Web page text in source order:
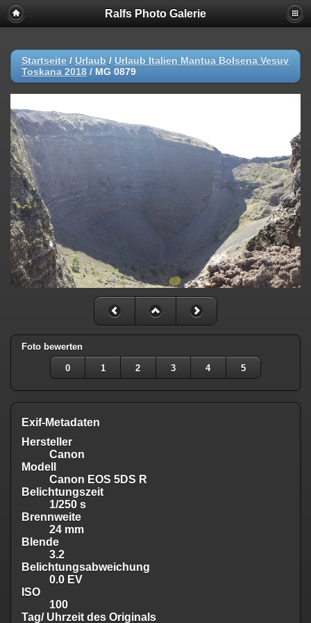
Ralfs Photo Galerie
Startseite / Urlaub / Urlaub Italien Mantua Bolsena Vesuv
Toskana 2018 / MG 0879
Foto bewerten
0 1 2 3 4 5
Exif-Metadaten
Hersteller
Canon
Modell
Canon EOS 5DS R
Belichtungszeit
1/250 s
Brennweite
24 mm
Blende
3.2
Belichtungsabweichung
0.0 EV
ISO
100
Tag/ Uhrzeit des Originals